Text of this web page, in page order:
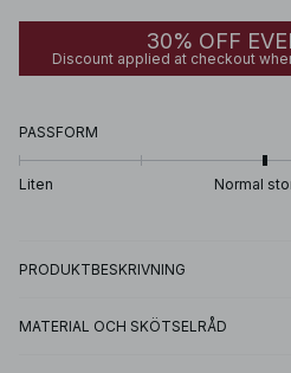
30% OFF
Discount applied at checkout
PASSFORM
Liten Normal
PRODUKTBESKRIVNING
MATERIAL OCH SKÖTSELRÅD